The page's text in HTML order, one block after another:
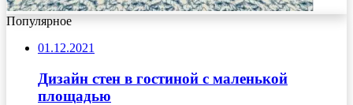
Популярное
01.12.2021
Дизайн стен в гостиной с маленькой
площадью